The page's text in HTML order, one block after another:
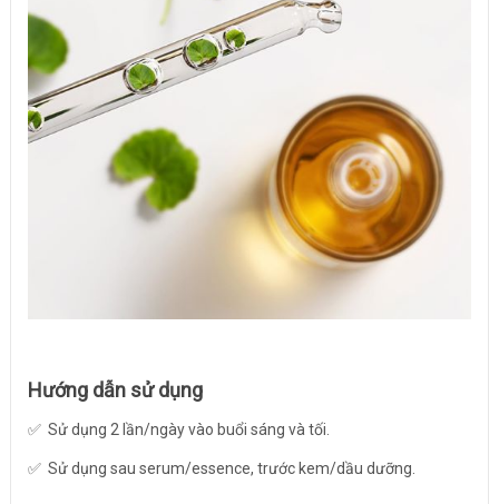
Hướng dẫn sử dụng
✅ Sử dụng 2 lần/ngày vào buổi sáng và tối.
✅ Sử dụng sau serum/essence, trước kem/dầu dưỡng.